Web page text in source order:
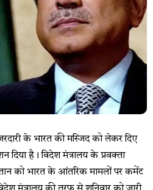
के भारत की मस्जिद को लेकर दिए
दिया है। विदेश मंत्रालय के प्रवक्ता
को भारत के आंतरिक मामलों पर कमेंट